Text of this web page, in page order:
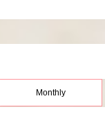
Monthly